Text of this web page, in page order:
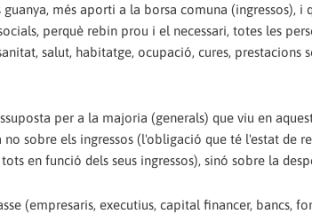
més aporti a la borsa comuna (ingressos), i
perquè rebin prou i el necessari, totes les
salut, habitatge, ocupació, cures, prestacions
per a la majoria (generals) que viu en
sobre els ingressos (l'obligació que té l'estat de
en funció dels seus ingressos), sinó sobre la
(empresaris, executius, capital financer, bancs,